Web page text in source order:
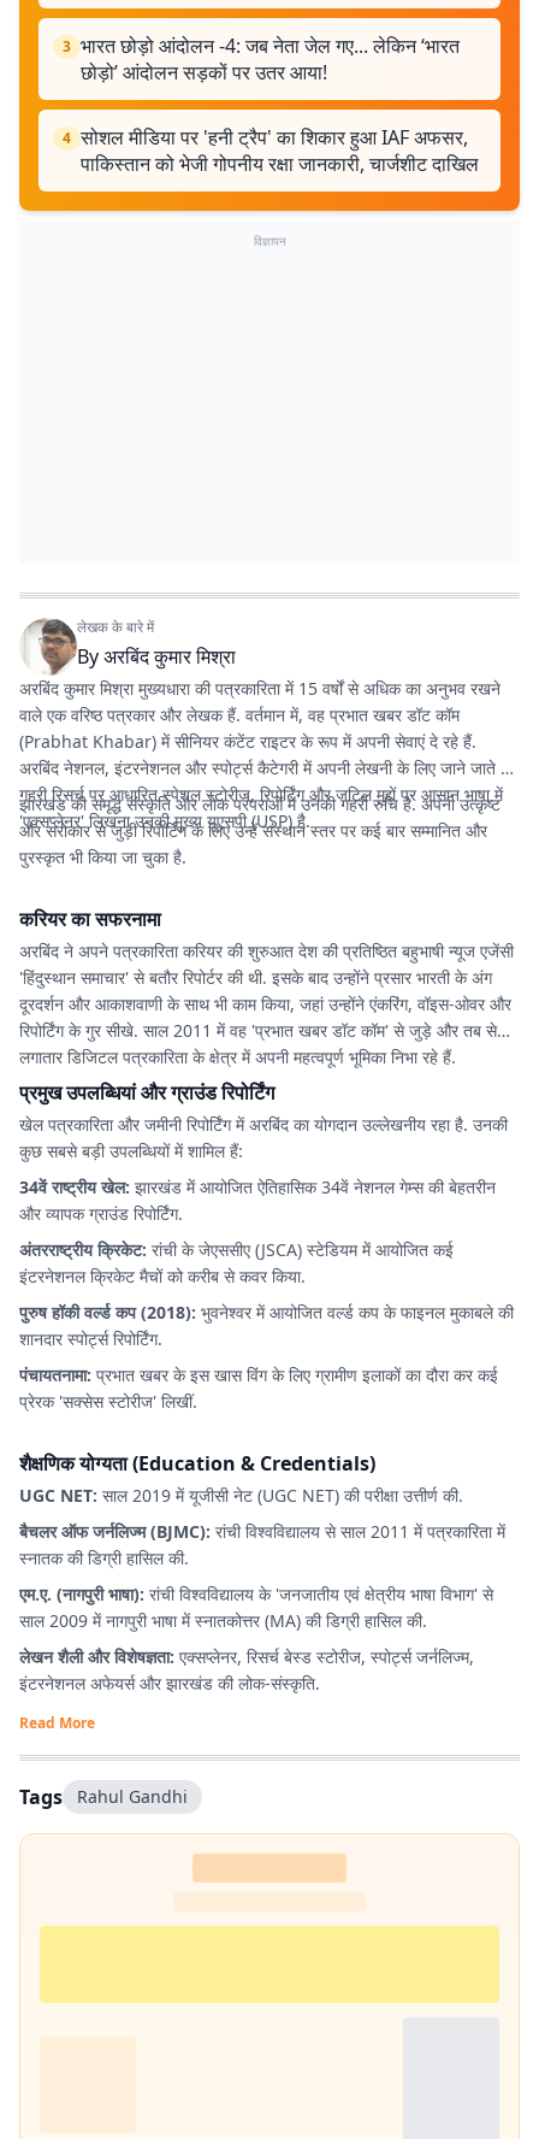
3 भारत छोड़ो आंदोलन -4: जब नेता जेल गए... लेकिन ‘भारत
छोड़ो’ आंदोलन सड़कों पर उतर आया!
4 सोशल मीडिया पर 'हनी ट्रैप' का शिकार हुआ IAF अफसर,
पाकिस्तान को भेजी गोपनीय रक्षा जानकारी, चार्जशीट दाखिल
विज्ञापन
लेखक के बारे में
Byअरबिंद कुमार मिश्रा
अरबिंद कुमार मिश्रा मुख्यधारा की पत्रकारिता में 15 वर्षों से अधिक का अनुभव रखने
वाले एक वरिष्ठ पत्रकार और लेखक हैं. वर्तमान में, वह प्रभात खबर डॉट कॉम
(Prabhat Khabar) में सीनियर कंटेंट राइटर के रूप में अपनी सेवाएं दे रहे हैं.
अरबिंद नेशनल, इंटरनेशनल और स्पोर्ट्स कैटेगरी में अपनी लेखनी के लिए जाने जाते हैं.
गहरी रिसर्च पर आधारित स्पेशल स्टोरीज, रिपोर्टिंग और जटिल मुद्दों पर आसान भाषा में
'एक्सप्लेनर' लिखना उनकी मुख्य यूएसपी (USP) है.
झारखंड की समृद्ध संस्कृति और लोक परंपराओं में उनकी गहरी रुचि है. अपनी उत्कृष्ट
और सरोकार से जुड़ी रिपोर्टिंग के लिए उन्हें संस्थान स्तर पर कई बार सम्मानित और
पुरस्कृत भी किया जा चुका है.
करियर का सफरनामा
अरबिंद ने अपने पत्रकारिता करियर की शुरुआत देश की प्रतिष्ठित बहुभाषी न्यूज एजेंसी
'हिंदुस्थान समाचार' से बतौर रिपोर्टर की थी. इसके बाद उन्होंने प्रसार भारती के अंग
दूरदर्शन और आकाशवाणी के साथ भी काम किया, जहां उन्होंने एंकरिंग, वॉइस-ओवर और
रिपोर्टिंग के गुर सीखे. साल 2011 में वह 'प्रभात खबर डॉट कॉम' से जुड़े और तब से
लगातार डिजिटल पत्रकारिता के क्षेत्र में अपनी महत्वपूर्ण भूमिका निभा रहे हैं.
प्रमुख उपलब्धियां और ग्राउंड रिपोर्टिंग
खेल पत्रकारिता और जमीनी रिपोर्टिंग में अरबिंद का योगदान उल्लेखनीय रहा है. उनकी
कुछ सबसे बड़ी उपलब्धियों में शामिल हैं:
34वें राष्ट्रीय खेल: झारखंड में आयोजित ऐतिहासिक 34वें नेशनल गेम्स की बेहतरीन
और व्यापक ग्राउंड रिपोर्टिंग.
अंतरराष्ट्रीय क्रिकेट: रांची के जेएससीए (JSCA) स्टेडियम में आयोजित कई
इंटरनेशनल क्रिकेट मैचों को करीब से कवर किया.
पुरुष हॉकी वर्ल्ड कप (2018): भुवनेश्वर में आयोजित वर्ल्ड कप के फाइनल मुकाबले की
शानदार स्पोर्ट्स रिपोर्टिंग.
पंचायतनामा: प्रभात खबर के इस खास विंग के लिए ग्रामीण इलाकों का दौरा कर कई
प्रेरक 'सक्सेस स्टोरीज' लिखीं.
शैक्षणिक योग्यता (Education & Credentials)
UGC NET: साल 2019 में यूजीसी नेट (UGC NET) की परीक्षा उत्तीर्ण की.
बैचलर ऑफ जर्नलिज्म (BJMC): रांची विश्वविद्यालय से साल 2011 में पत्रकारिता में
स्नातक की डिग्री हासिल की.
एम.ए. (नागपुरी भाषा): रांची विश्वविद्यालय के 'जनजातीय एवं क्षेत्रीय भाषा विभाग' से
साल 2009 में नागपुरी भाषा में स्नातकोत्तर (MA) की डिग्री हासिल की.
लेखन शैली और विशेषज्ञता: एक्सप्लेनर, रिसर्च बेस्ड स्टोरीज, स्पोर्ट्स जर्नलिज्म,
इंटरनेशनल अफेयर्स और झारखंड की लोक-संस्कृति.
Read More
Tags Rahul Gandhi